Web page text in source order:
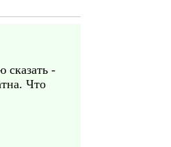
сказать -
Что